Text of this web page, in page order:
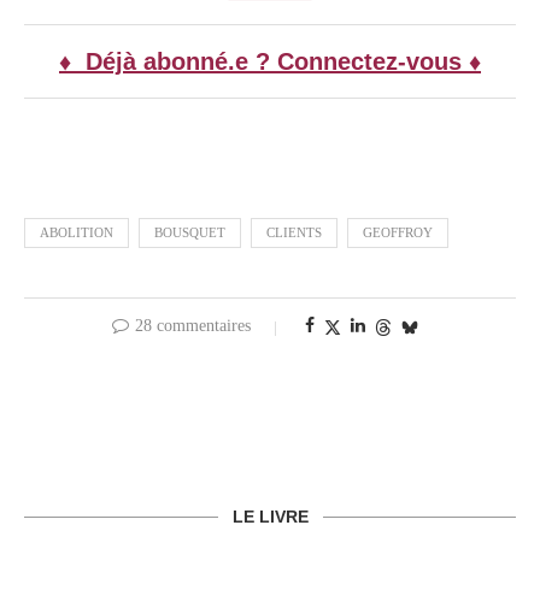
♦ Déjà abonné.e ? Connectez-vous ♦
ABOLITION BOUSQUET CLIENTS GEOFFROY
28 commentaires
LE LIVRE